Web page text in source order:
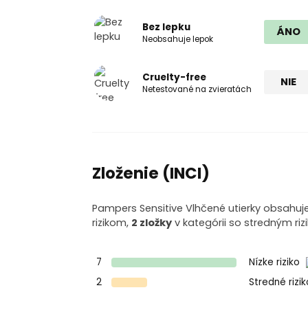
Bez lepku
Neobsahuje lepok
ÁNO
Cruelty-free
Netestované na zvieratách
NIE
Zloženie (INCI)
Pampers Sensitive Vlhčené utierky
rizikom, 2 zložky v kategórii so stredným
7
Nízke riziko
2
Stredné